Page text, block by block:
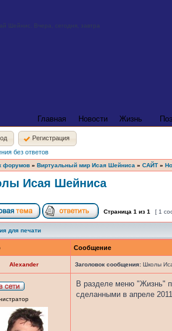
Главная Новости Жизнь
Регистрация
без ответов
форумов » Виртуальный мир Исая Шейниса » САЙТ »
Исая Шейниса
Страница 1 из 1 [ 1
для печати
Сообщение
Alexander Заголовок сообщения: Школы
В разделе меню "Жизнь"
сделанными в апреле